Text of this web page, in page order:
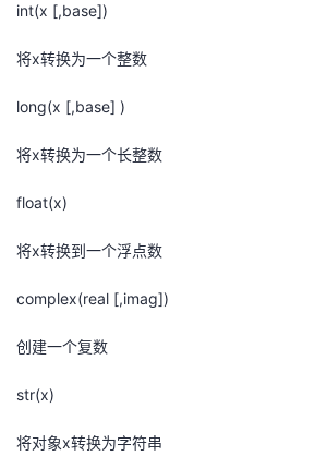
int(x [,base])
将x转换为一个整数
long(x [,base] )
将x转换为一个长整数
float(x)
将x转换到一个浮点数
complex(real [,imag])
创建一个复数
str(x)
将对象x转换为字符串